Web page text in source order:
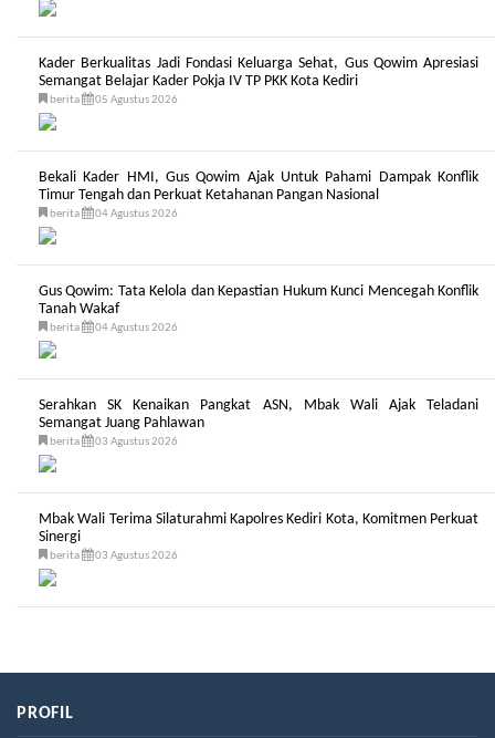
Kader Berkualitas Jadi Fondasi Keluarga Sehat, Gus Qowim Apresiasi
Semangat Belajar Kader Pokja IV TP PKK Kota Kediri
berita 05 Agustus 2026
Bekali Kader HMI, Gus Qowim Ajak Untuk Pahami Dampak Konflik
Timur Tengah dan Perkuat Ketahanan Pangan Nasional
berita 04 Agustus 2026
Gus Qowim: Tata Kelola dan Kepastian Hukum Kunci Mencegah Konflik
Tanah Wakaf
berita 04 Agustus 2026
Serahkan SK Kenaikan Pangkat ASN, Mbak Wali Ajak Teladani
Semangat Juang Pahlawan
berita 03 Agustus 2026
Mbak Wali Terima Silaturahmi Kapolres Kediri Kota, Komitmen Perkuat
Sinergi
berita 03 Agustus 2026
PROFIL